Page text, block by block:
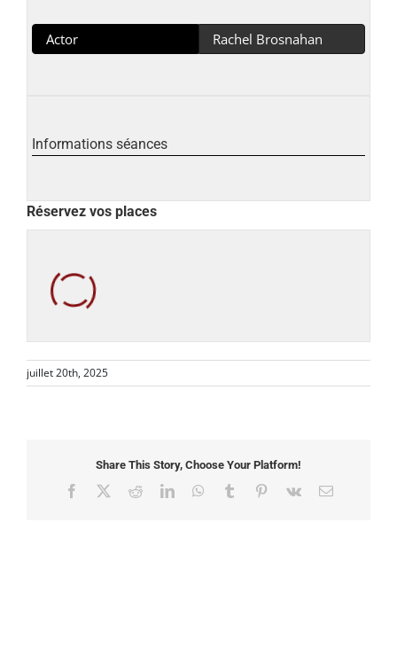
Actor Rachel Brosnahan
Informations séances
Réservez vos places
juillet 20th, 2025
Share This Story, Choose Your Platform!
Facebook RedditLinkedInWhatsApp
Tumblr Pinterest
Vk Email